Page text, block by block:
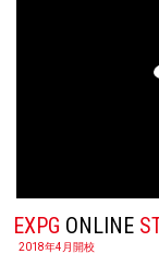
EXPG ONLINE
2018年4月開校